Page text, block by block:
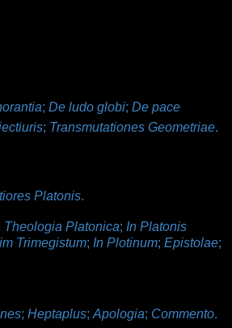
; De ludo globi; De pace
; Transmutationes Geometriae.
Platonis.
Theologia Platonica; In Platonis
Trimegistum; In Plotinum; Epistolae;
; Heptaplus; Apologia; Commento.